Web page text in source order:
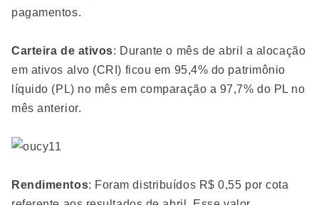
pagamentos.
Carteira de ativos: Durante o mês de abril a alocação
em ativos alvo (CRI) ficou em 95,4% do patrimônio
líquido (PL) no mês em comparação a 97,7% do PL no
mês anterior.
Rendimentos: Foram distribuídos R$ 0,55 por cota